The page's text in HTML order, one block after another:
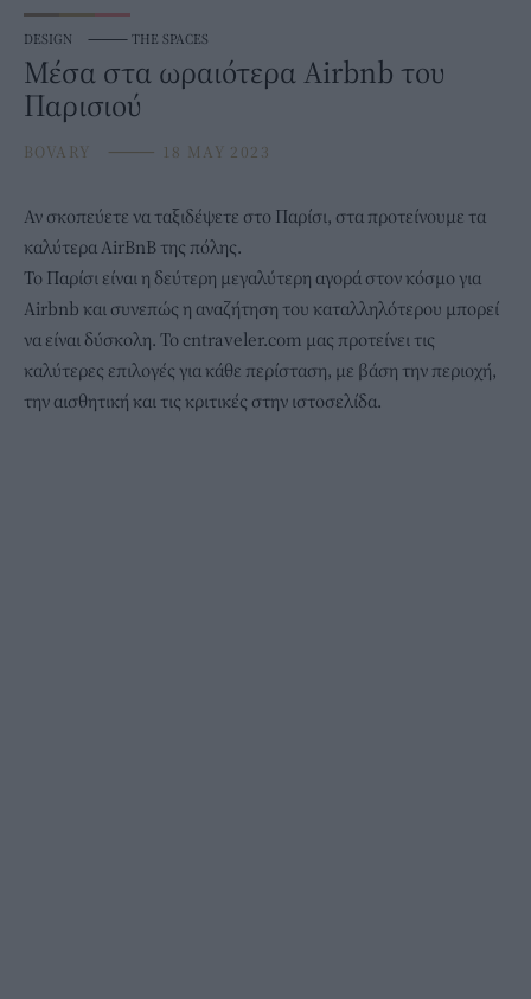
DESIGN ⸻ THE SPACES
Μέσα στα ωραιότερα Airbnb του
Παρισιού
BOVARY ⸻ 18 MAY 2023
Αν σκοπεύετε να ταξιδέψετε στο Παρίσι, στα προτείνουμε τα
καλύτερα AirBnB της πόλης.
Το Παρίσι είναι η δεύτερη μεγαλύτερη αγορά στον κόσμο για
Airbnb και συνεπώς η αναζήτηση του καταλληλότερου μπορεί
να είναι δύσκολη. Το cntraveler.com μας προτείνει τις
καλύτερες επιλογές για κάθε περίσταση, με βάση την περιοχή,
την αισθητική και τις κριτικές στην ιστοσελίδα.